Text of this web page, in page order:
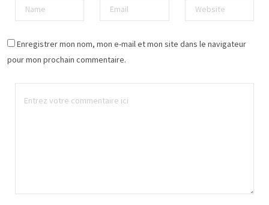
Enregistrer mon nom, mon e-mail et mon site dans le navigateur
pour mon prochain commentaire.